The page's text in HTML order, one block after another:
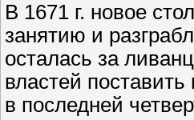
В 1671 г. новое
занятию и
осталась за
властей
в последней